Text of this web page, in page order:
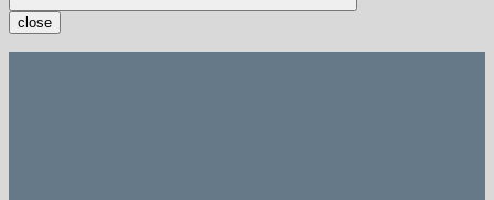
close